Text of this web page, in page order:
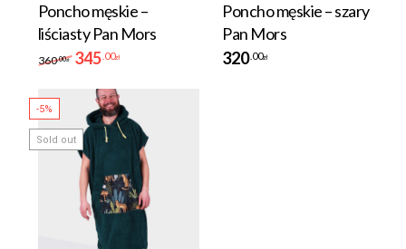
Poncho męskie –
liściasty Pan Mors
360.00zł 345 .00zł
Poncho męskie – szary
Pan Mors
320 .00zł
-5%
Sold out